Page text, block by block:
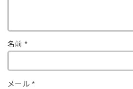
名前 *
メール*